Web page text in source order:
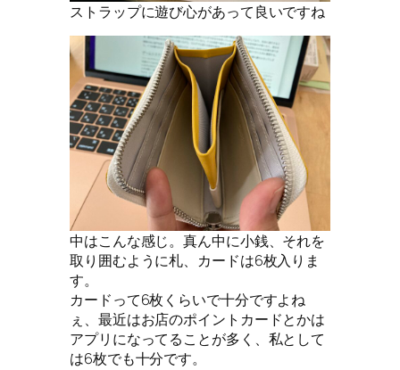
ストラップに遊び心があって良いですね
中はこんな感じ。真ん中に小銭、それを
取り囲むように札、カードは6枚入りま
す。
カードって6枚くらいで十分ですよね
ぇ、最近はお店のポイントカードとかは
アプリになってることが多く、私として
は6枚でも十分です。